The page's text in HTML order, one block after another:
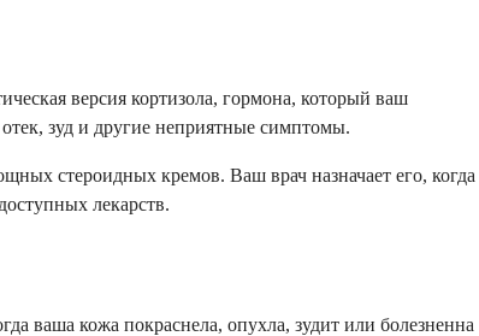
версия кортизола, гормона, который ваш
зуд и другие неприятные симптомы.
стероидных кремов. Ваш врач назначает его, когда
лекарств.
ваша кожа покраснела, опухла, зудит или болезненна